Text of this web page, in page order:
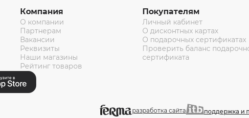
Компания
О компании
Партнерам
Вакансии
Реквизиты
Наши магазины
Рейтинг товаров
Покупателям
Личный кабинет
О дисконтных картах
О подарочных сертификатах
Проверить баланс
сертификата
разработка сайта поддержка и